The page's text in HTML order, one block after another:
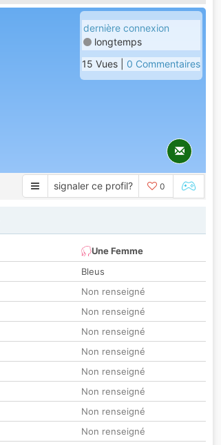
dernière connexion
longtemps
15 Vues | 0 Commentaires
signaler ce profil? 0
Une Femme
Bleus
Non renseigné
Non renseigné
Non renseigné
Non renseigné
Non renseigné
Non renseigné
Non renseigné
Non renseigné